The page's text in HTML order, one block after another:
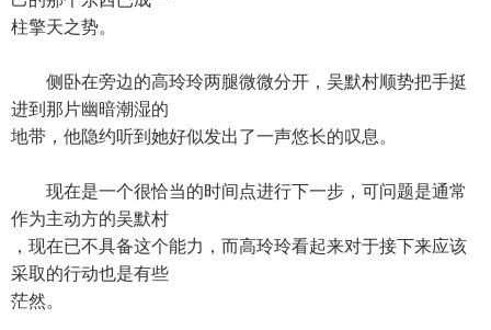
柱擎天之势。
侧卧在旁边的高玲玲两腿微微分开，吴默村顺势把手挺
进到那片幽暗潮湿的
地带，他隐约听到她好似发出了一声悠长的叹息。
现在是一个很恰当的时间点进行下一步，可问题是通常
作为主动方的吴默村
，现在已不具备这个能力，而高玲玲看起来对于接下来应该
采取的行动也是有些
茫然。